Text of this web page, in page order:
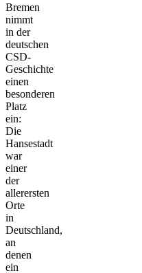
Bremen
nimmt
in der
deutschen
CSD-
Geschichte
einen
besonderen
Platz
ein:
Die
Hansestadt
war
einer
der
allerersten
Orte
in
Deutschland,
an
denen
ein